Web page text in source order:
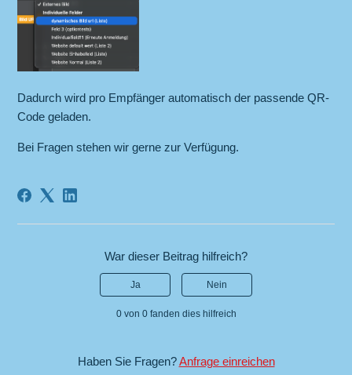
Dadurch wird pro Empfänger automatisch der passende QR-
Code geladen.
Bei Fragen stehen wir gerne zur Verfügung.
War dieser Beitrag hilfreich?
Ja Nein
0 von 0 fanden dies hilfreich
Haben Sie Fragen?Anfrage einreichen